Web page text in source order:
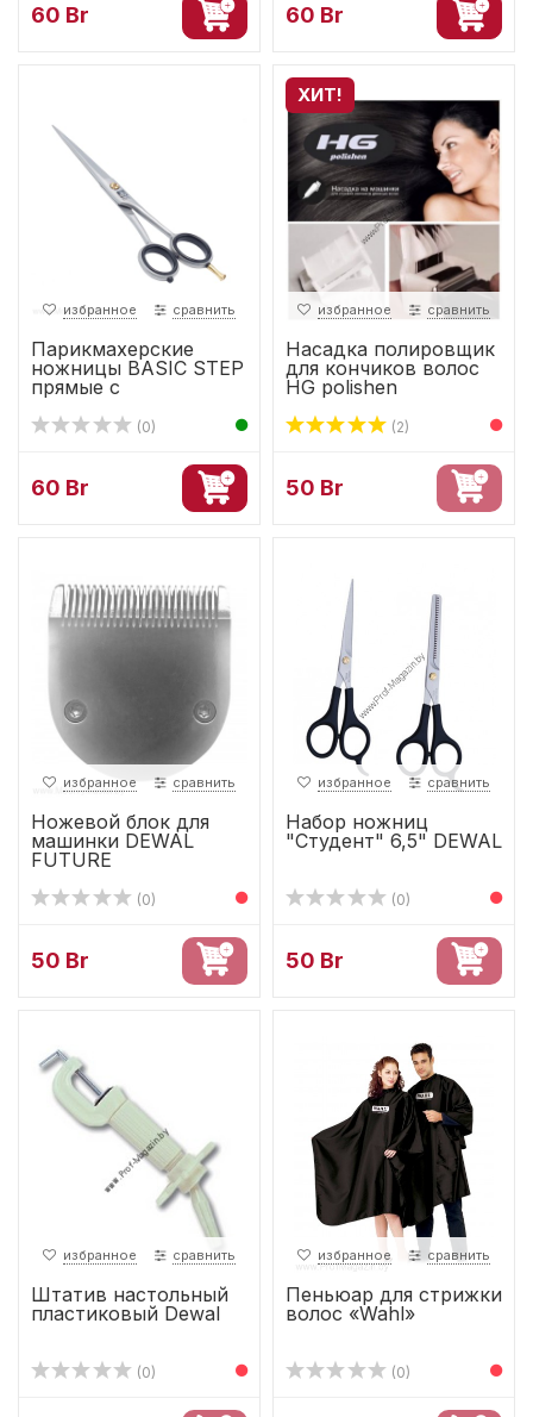
60 Br 60 Br
избранное сравнить
Парикмахерские
ножницы BASIC STEP
прямые с
микронасечками...
(0)
60 Br
ХИТ!
избранное сравнить
Насадка полировщик
для кончиков волос
HG polishen
(2)
50 Br
избранное сравнить
Ножевой блок для
машинки DEWAL
FUTURE
(0)
50 Br
избранное сравнить
Набор ножниц
"Студент" 6,5" DEWAL
(0)
50 Br
избранное сравнить
Штатив настольный
пластиковый Dewal
(0)
избранное сравнить
Пеньюар для стрижки
волос «Wahl»
(0)